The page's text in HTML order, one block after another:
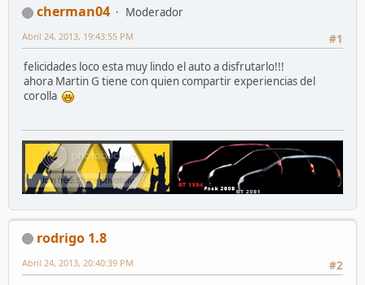
cherman04
Moderador
#1
Abril 24, 2013, 19:43:55 PM
felicidades loco esta muy lindo el auto a disfrutarlo!!!
ahora Martin G tiene con quien compartir experiencias del
corolla
rodrigo 1.8
#2
Abril 24, 2013, 20:40:39 PM